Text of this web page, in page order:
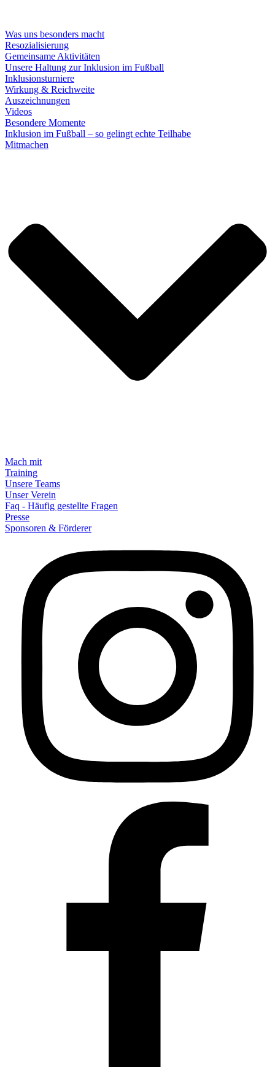
Was uns besonders macht
Resozialisierung
Gemeinsame Aktivitäten
Unsere Haltung zur Inklusion im Fußball
Inklusionsturniere
Wirkung & Reichweite
Auszeichnungen
Videos
Besondere Momente
Inklusion im Fußball – so gelingt echte Teilhabe
Mitmachen
Mach mit
Training
Unsere Teams
Unser Verein
Faq - Häufig gestellte Fragen
Presse
Sponsoren & Förderer